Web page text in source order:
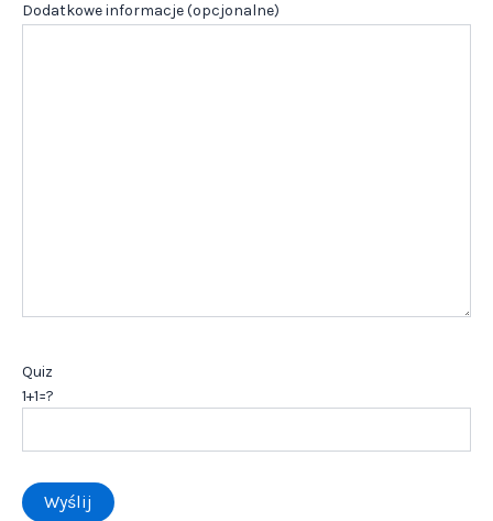
Dodatkowe informacje (opcjonalne)
Quiz
1+1=?